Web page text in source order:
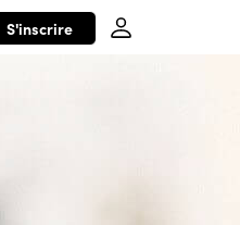
S'inscrire